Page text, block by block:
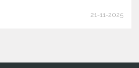
21-11-2025